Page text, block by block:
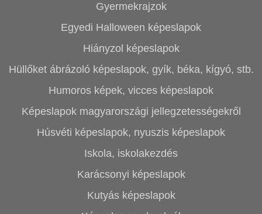
Gyermekrajzok
Egyedi Halloween képeslapok
Hiányzol képeslapok
Hüllőket ábrázoló képeslapok, gyík, béka, kígyó, stb.
Humoros képek, vicces képeslapok
Képeslapok magyarországi jellegzetességekről
Húsvéti képeslapok, nyuszis képeslapok
Iskola, iskolakezdés
Karácsonyi képeslapok
Kutyás képeslapok